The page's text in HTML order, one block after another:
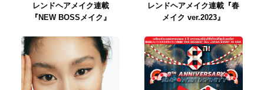
レンドヘアメイク連載
『NEW BOSSメイク』
レンドヘアメイク連載『春
メイク ver.2023』